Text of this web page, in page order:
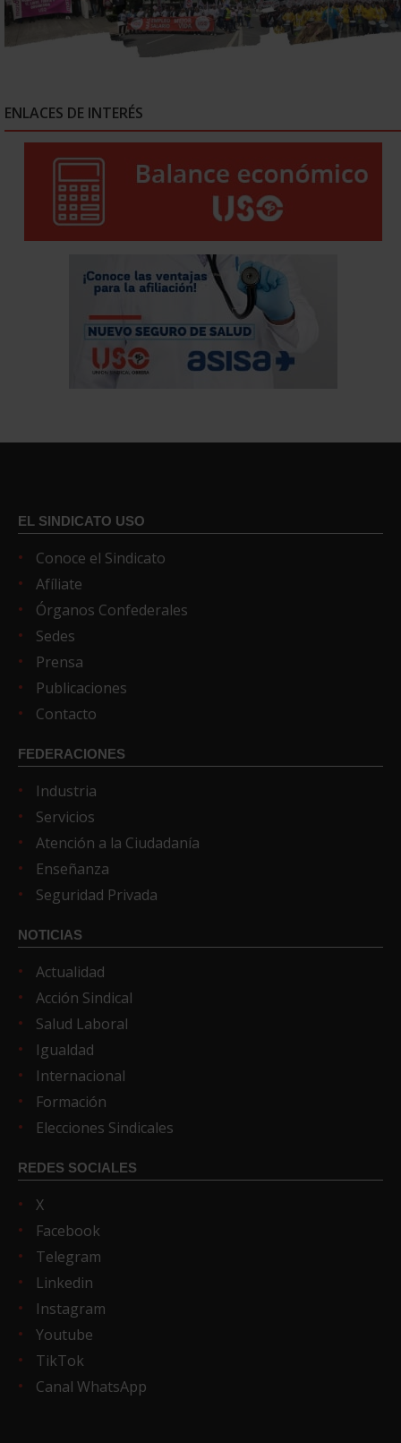
ENLACES DE INTERÉS
EL SINDICATO USO
Conoce el Sindicato
Afíliate
Órganos Confederales
Sedes
Prensa
Publicaciones
Contacto
FEDERACIONES
Industria
Servicios
Atención a la Ciudadanía
Enseñanza
Seguridad Privada
NOTICIAS
Actualidad
Acción Sindical
Salud Laboral
Igualdad
Internacional
Formación
Elecciones Sindicales
REDES SOCIALES
X
Facebook
Telegram
Linkedin
Instagram
Youtube
TikTok
Canal WhatsApp